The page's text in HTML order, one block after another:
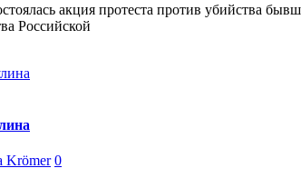
акция протеста против убийства
Российской
Krömer 0